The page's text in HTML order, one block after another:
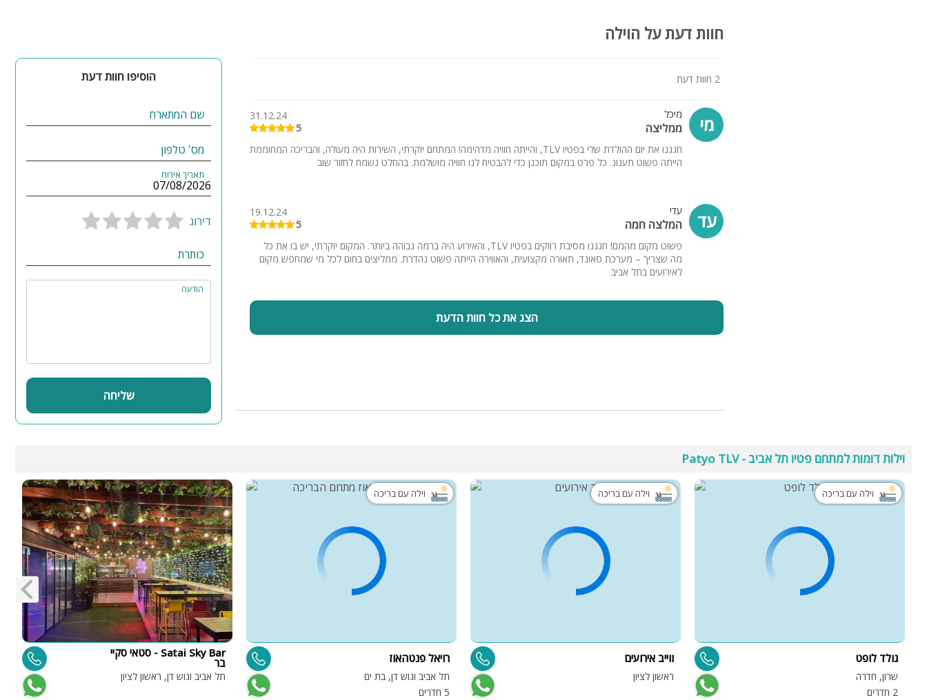
קהל יעד:
המתחם שלנו מושלם ליום התארגנות לכלה, מסיבות רווקים, מסיבות רווקות, ימי הולדת, חינות וחתונות בוטיק,
חוות דעת על הוילה
2 חוות דעת
מי מיכל
ממליצה
31.12.24
5
חגגנו את יום ההולדת שלי בפטיו TLV, והייתה חוויה מדהימה! המתחם יוקרתי, השירות היה מעולה, והבריכה המחוממת
הייתה פשוט תענוג. כל פרט במקום תוכנן כדי להבטיח לנו חוויה מושלמת. בהחלט נשמח לחזור שוב
עד עדי
המלצה חמה
19.12.24
5
פשוט מקום מהמם! חגגנו מסיבת רווקים בפטיו TLV, והאירוע היה ברמה גבוהה ביותר. המקום יוקרתי, יש בו את כל
מה שצריך – מערכת סאונד, תאורה מקצועית, והאווירה הייתה פשוט נהדרת. ממליצים בחום לכל מי שמחפש מקום
לאירועים בתל אביב
הצג את כל חוות הדעת
הוסיפו חוות דעת
שם המתארח
מס' טלפון
תאריך אירוח
דירוג
כותרת
הודעה
שליחה
וילות דומות למתחם פטיו תל אביב - Patyo TLV
וילה עם בריכה
גולד לופט
שרון, חדרה
2 חדרים
וילה עם בריכה
ווייב אירועים
ראשון לציון
וילה עם בריכה
רויאל פנטהאוז
תל אביב וגוש דן, בת ים
5 חדרים
Satai Sky Bar - סטאי סקיי
בר
תל אביב וגוש דן, ראשון לציון